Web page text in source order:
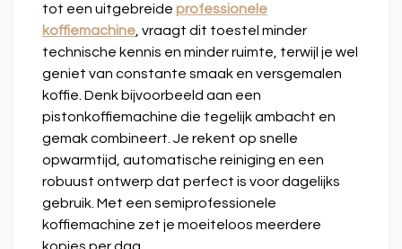
tot een uitgebreide professionele
koffiemachine , vraagt dit toestel minder
technische kennis en minder ruimte, terwijl je wel
geniet van constante smaak en versgemalen
koffie. Denk bijvoorbeeld aan een
pistonkoffiemachine die tegelijk ambacht en
gemak combineert. Je rekent op snelle
opwarmtijd, automatische reiniging en een
robuust ontwerp dat perfect is voor dagelijks
gebruik. Met een semiprofessionele
koffiemachine zet je moeiteloos meerdere
kopjes per dag.